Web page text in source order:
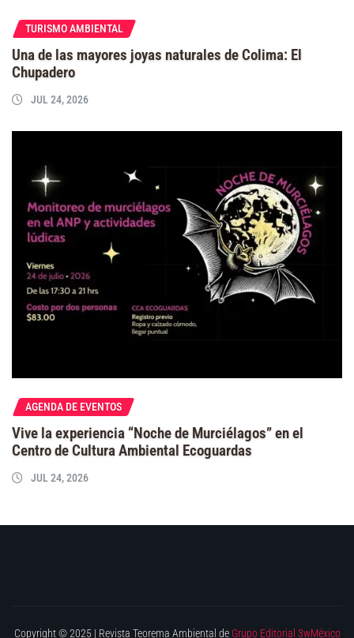
TURISMO AMBIENTAL
Una de las mayores joyas naturales de Colima: El
Chupadero
JUL 24, 2026
AGENDA DE EVENTOS
Vive la experiencia “Noche de Murciélagos” en el
Centro de Cultura Ambiental Ecoguardas
JUL 24, 2026
Copyright © 2025 | Revista Teorema Ambiental de Grupo Editorial 3wMéxico